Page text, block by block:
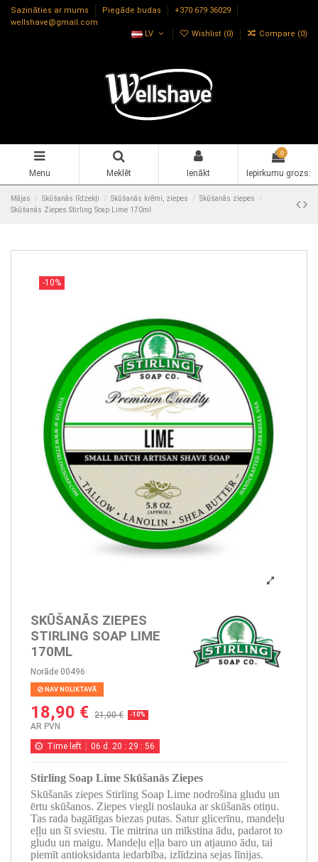
Sazināties ar mums Piegāde budas
+370 679 36029
wellshave@gmail.com
LV
Wishlist (0) Compare (0)
Menu Meklēt Ienākt
0
Iepirkumu grozs:
Mājas Skūšanās līdzekļi Skūšanās krēmi, ziepes
Skūšanās ziepes
Skūšanās Ziepes Stirling Soap Lime 170ml
-10%
SKŪŠANĀS ZIEPES
STIRLING SOAP LIME
170ML
Norāde 00496
NAV NOLIKTAVĀ
18,90 € 21,00 € -10%
AR PVN
Time left
06 d. 20 : 29 :56
Stirling Soap Lime Skūšanās Ziepes
Skūšanās ziepes Stirling Soap Lime nodrošina gludu un
ērtu skūšanos. Ziepes viegli noslauka ar skūšanās otiņu.
Tas rada bagātīgas biezas putas. Satur glicerīnu, mandeļu
eļļu un šī sviestu. Tie mitrina un mīkstina ādu, padarot to
gludu un maigu. Mandeļu eļļa baro un atjauno ādu, tai
piemīt antioksidanta iedarbība, izlīdzina sejas līnijas.